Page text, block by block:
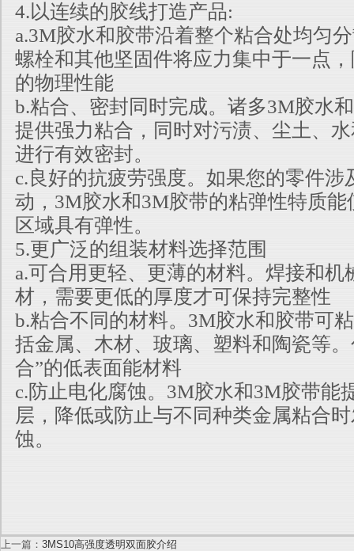
4.以连续的胶线打造产品:
a.3M胶水和胶带沿着整个粘合处均匀
螺栓和其他坚固件将应力集中于一点
的物理性能
b.粘合、密封同时完成。诸多3M胶水
提供强力粘合，同时对污渍、尘土、
进行有效密封。
c.良好的抗疲劳强度。如果您的零件涉
动，3M胶水和3M胶带的粘弹性特质能
区域具有弹性。
5.更广泛的组装材料选择范围
a.可合用更轻、更薄的材料。焊接和机
材，需要更低的厚度才可保持完整性
b.粘合不同的材料。3M胶水和胶带可
括金属、木材、玻璃、塑料和陶瓷等
合”的低表面能材料
c.防止电化腐蚀。3M胶水和3M胶带能
层，降低或防止与不同种类金属粘合
蚀。
上一篇： 3MS10高强度透明双面胶介绍